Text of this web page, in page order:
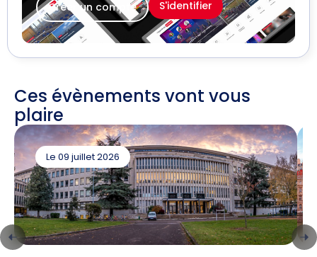
Créer un compte
S'identifier
Ces évènements vont vous
plaire
Le 09 juillet 2026